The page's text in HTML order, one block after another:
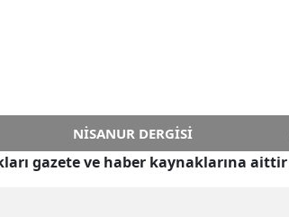
NISANUR DERGISI
gazete ve haber kaynaklarına aittir